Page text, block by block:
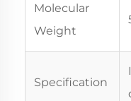
Molecular
Weight
Specification